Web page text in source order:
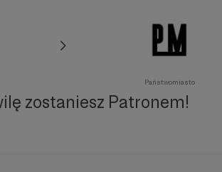
Państwomiasto
zostaniesz Patronem!